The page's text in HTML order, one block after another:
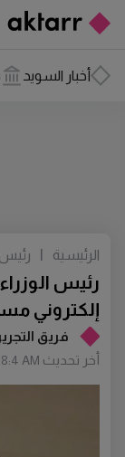
أخبار السويد
فريق
أخر تحديث AM
رئيس
إلكتروني
الرئيسية
رئيس